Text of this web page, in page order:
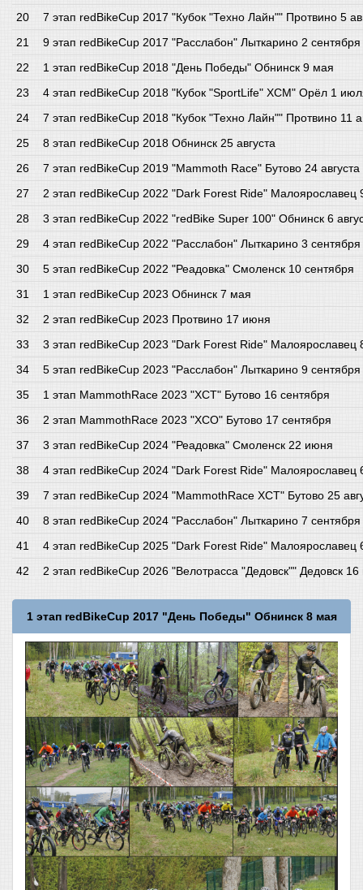
7 этап redBikeCup 2017 "Кубок "Техно Лайн"" Протвино 5
9 этап redBikeCup 2017 "Расслабон" Лыткарино 2 сентября
1 этап redBikeCup 2018 "День Победы" Обнинск 9 мая
4 этап redBikeCup 2018 "Кубок "SportLife" XCM" Орёл 1
7 этап redBikeCup 2018 "Кубок "Техно Лайн"" Протвино 11
8 этап redBikeCup 2018 Обнинск 25 августа
7 этап redBikeCup 2019 "Mammoth Race" Бутово 24 августа
2 этап redBikeCup 2022 "Dark Forest Ride" Малоярославец
3 этап redBikeCup 2022 "redBike Super 100" Обнинск 6
4 этап redBikeCup 2022 "Расслабон" Лыткарино 3 сентября
5 этап redBikeCup 2022 "Реадовка" Смоленск 10 сентября
1 этап redBikeCup 2023 Обнинск 7 мая
2 этап redBikeCup 2023 Протвино 17 июня
3 этап redBikeCup 2023 "Dark Forest Ride" Малоярославец
5 этап redBikeCup 2023 "Расслабон" Лыткарино 9 сентября
1 этап MammothRace 2023 "XCT" Бутово 16 сентября
2 этап MammothRace 2023 "XCO" Бутово 17 сентября
3 этап redBikeCup 2024 "Реадовка" Смоленск 22 июня
4 этап redBikeCup 2024 "Dark Forest Ride" Малоярославец
7 этап redBikeCup 2024 "MammothRace XCT" Бутово 25
8 этап redBikeCup 2024 "Расслабон" Лыткарино 7 сентября
4 этап redBikeCup 2025 "Dark Forest Ride" Малоярославец
2 этап redBikeCup 2026 "Велотрасса "Дедовск"" Дедовск
1 этап redBikeCup 2017 "День Победы" Обнинск 8 мая